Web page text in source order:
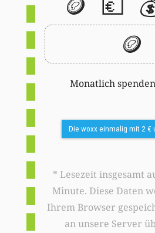
🪙
Monatlich
Die woxx einmalig mit 2 €
* Lesezeit insgesamt
Minute. Diese Daten
Ihrem Browser
an unsere Server